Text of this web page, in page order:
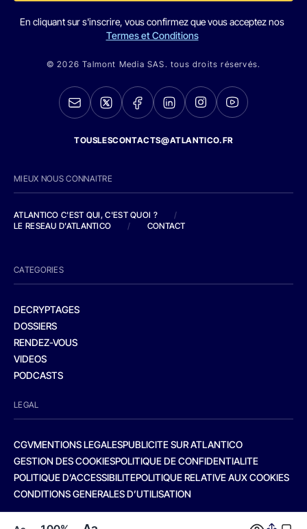
En cliquant sur s'inscrire, vous confirmez que vous acceptez nos
Termes et Conditions
© 2026 Talmont Media SAS. tous droits réservés.
TOUSLESCONTACTS@ATLANTICO.FR
MIEUX NOUS CONNAITRE
ATLANTICO C'EST QUI, C'EST QUOI ?
/
LE RESEAU D'ATLANTICO
/ CONTACT
CATEGORIES
DECRYPTAGES
DOSSIERS
RENDEZ-VOUS
VIDEOS
PODCASTS
LEGAL
CGVMENTIONS LEGALESPUBLICITE SUR ATLANTICO
GESTION DES COOKIESPOLITIQUE DE CONFIDENTIALITE
POLITIQUE D’ACCESSIBILITEPOLITIQUE RELATIVE AUX COOKIES
CONDITIONS GENERALES D’UTILISATION